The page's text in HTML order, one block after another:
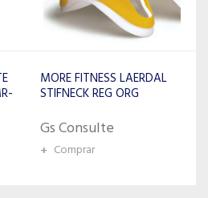
MORE FITNESS MEDIDOR
DE GORDURA MF-2006
Gs Consulte